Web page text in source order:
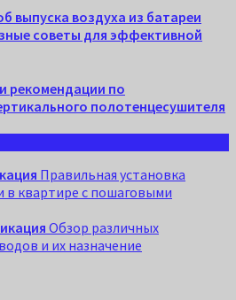
выпуска воздуха из батареи
советы для эффективной
рекомендации по
полотенцесушителя
Правильная установка
в квартире с пошаговыми
Обзор различных
и их назначение